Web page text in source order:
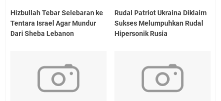
Hizbullah Tebar Selebaran ke
Tentara Israel Agar Mundur
Dari Sheba Lebanon
Rudal Patriot Ukraina Diklaim
Sukses Melumpuhkan Rudal
Hipersonik Rusia